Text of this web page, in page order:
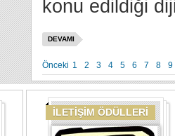
konu edildiği
DEVAMI
Önceki 1 2 3 4 5 6 7 8 9
İLETİŞİM ÖDÜLLERİ